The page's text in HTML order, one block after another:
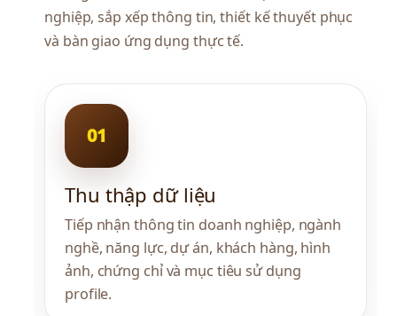
nghiệp, sắp xếp thông tin, thiết kế thuyết phục
và bàn giao ứng dụng thực tế.
Thu thập dữ liệu
Tiếp nhận thông tin doanh nghiệp, ngành
nghề, năng lực, dự án, khách hàng, hình
ảnh, chứng chỉ và mục tiêu sử dụng
profile.